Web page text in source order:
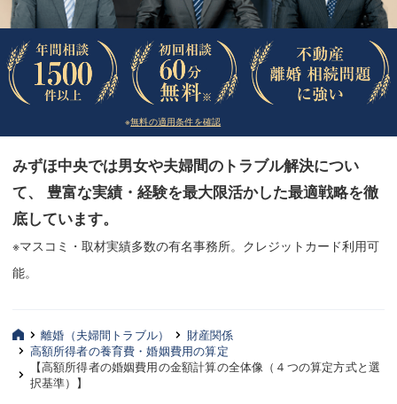
労働問題（解雇，残業等）
刑事弁護
交通事故
法律相談など（その他）
お客様へ
みずほ中央の特長・実質編
三平 聡史
酒井 博之
※無料の適用条件を確認
みずほ中央では男女や夫婦間のトラブル解決につい
て、 豊富な実績・経験を最大限活かした最適戦略を徹
底しています。
※マスコミ・取材実績多数の有名事務所。クレジットカード利用可
能。
労働問題（解雇，残業等）
刑事弁護
交通事故
法律相談など（その他）
お客様へ
みずほ中央の特長・実質編
三平 聡史
酒井 博之
離婚（夫婦間トラブル）
財産関係
高額所得者の養育費・婚姻費用の算定
【高額所得者の婚姻費用の金額計算の全体像（４つの算定方式と選
択基準）】